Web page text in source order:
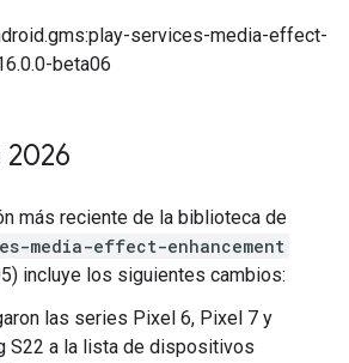
services-media-effect-
beta06
más reciente de la biblioteca de
media-effect-enhancement
incluye los siguientes cambios:
las series Pixel 6, Pixel 7 y
S22 a la lista de dispositivos